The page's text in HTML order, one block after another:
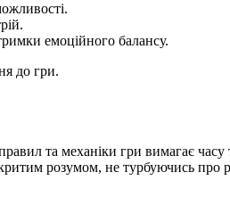
емоційного балансу.
до гри.
та механіки гри вимагає
розумом, не турбуючись про